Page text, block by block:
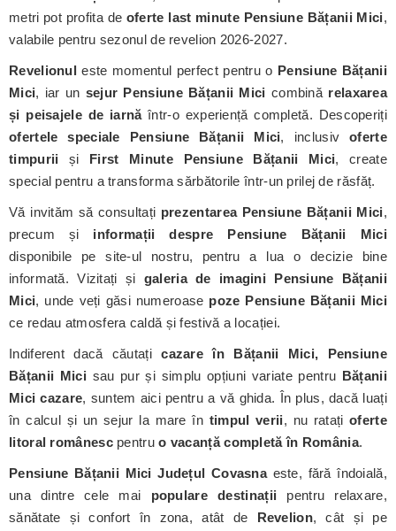
metri pot profita de oferte last minute Pensiune Bățanii Mici,
valabile pentru sezonul de revelion 2026-2027.
Revelionul este momentul perfect pentru o Pensiune Bățanii
Mici, iar un sejur Pensiune Bățanii Mici combină relaxarea
și peisajele de iarnăîntr-o experiență completă. Descoperiți
ofertele speciale Pensiune Bățanii Mici, inclusivoferte
timpurii și First Minute Pensiune Bățanii Mici, create
special pentru a transforma sărbătorile într-un prilej de răsfăț.
Vă invităm să consultați prezentarea Pensiune Bățanii Mici,
precum și informații despre Pensiune Bățanii Mici
disponibile pe site-ul nostru, pentru a lua o decizie bine
informată. Vizitați și galeria de imagini Pensiune Bățanii
Mici, unde veți găsi numeroase poze Pensiune Bățanii Mici
ce redau atmosfera caldă și festivă a locației.
Indiferent dacă căutațicazare în Bățanii Mici, Pensiune
Bățanii Mici sau pur și simplu opțiuni variate pentru Bățanii
Mici cazare, suntem aici pentru a vă ghida. În plus, dacă luați
în calcul și un sejur la mare în timpul verii, nu ratațioferte
litoral românescpentruo vacanță completă în România.
Pensiune Bățanii Mici Județul Covasnaeste, fără îndoială,
una dintre cele mai populare destinații pentru relaxare,
sănătate și confort în zona, atât de Revelion, cât și pe